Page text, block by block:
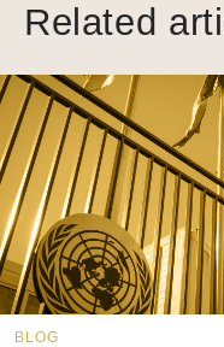
Related
BLOG